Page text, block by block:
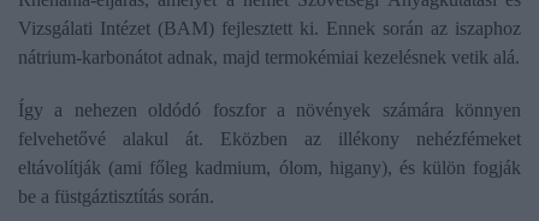
Vizsgálati Intézet (BAM) fejlesztett ki. Ennek során az iszaphoz
nátrium-karbonátot adnak, majd termokémiai kezelésnek vetik alá.
Így a nehezen oldódó foszfor a növények számára könnyen
felvehetővé alakul át. Eközben az illékony nehézfémeket
eltávolítják (ami főleg kadmium, ólom, higany), és külön fogják
be a füstgáztisztítás során.